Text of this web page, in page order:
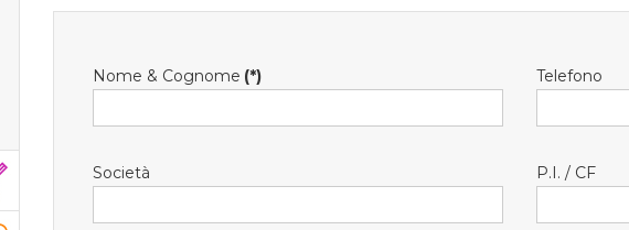
Nome & Cognome (*) Telefono
Società P.I. / CF